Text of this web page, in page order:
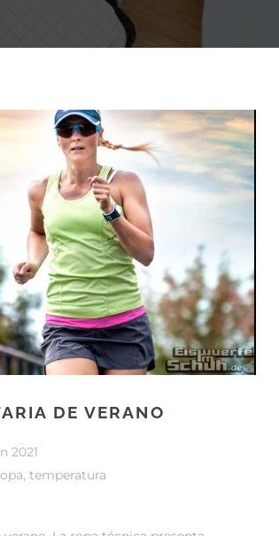
DE VERANO
2021
, temperatura